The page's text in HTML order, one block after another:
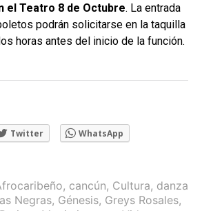
el Teatro 8 de Octubre. La entrada
podrán solicitarse en la taquilla
horas antes del inicio de la función.
Twitter WhatsApp
, cancún, Cultura, danza
Negras, Génesis, Greys Rosales,